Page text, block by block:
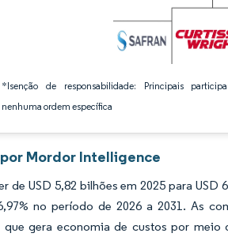
*Isenção de responsabilidade: Principais
nenhuma ordem específica
Mordor Intelligence
USD 5,82 bilhões em 2025 para USD
no período de 2026 a 2031. As
gera economia de custos por meio